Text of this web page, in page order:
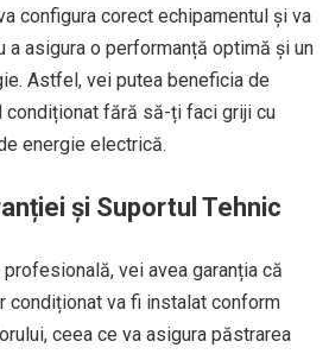
configura corect echipamentul și va
asigura o performanță optimă și un
Astfel, vei putea beneficia de
fără să-ți faci griji cu
energie electrică.
și Suportul Tehnic
vei avea garanția că
condiționat va fi instalat conform
ceea ce va asigura păstrarea